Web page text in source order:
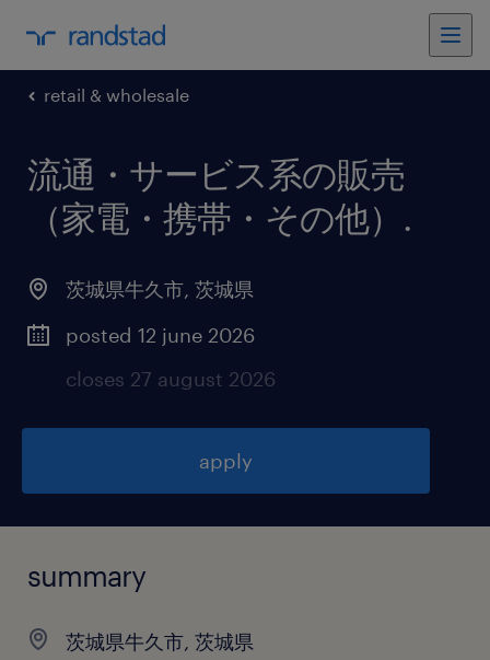
retail & wholesale
流通・サービス系の販売
（家電・携帯・その他） .
茨城県牛久市, 茨城県
posted 12 june 2026
closes 27 august 2026
apply
summary
茨城県牛久市, 茨城県